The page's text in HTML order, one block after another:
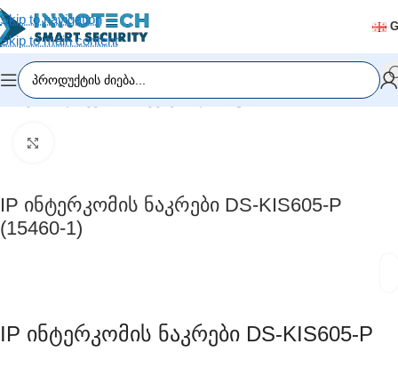
Skip to navigation
Skip to main content
მთავარი/დაშვების სისტემები/დომოფონი
IP Ინტერკომის Ნაკრები DS-KIS605-P
(15460-1)
IP Ინტერკომის Ნაკრები DS-KIS605-P